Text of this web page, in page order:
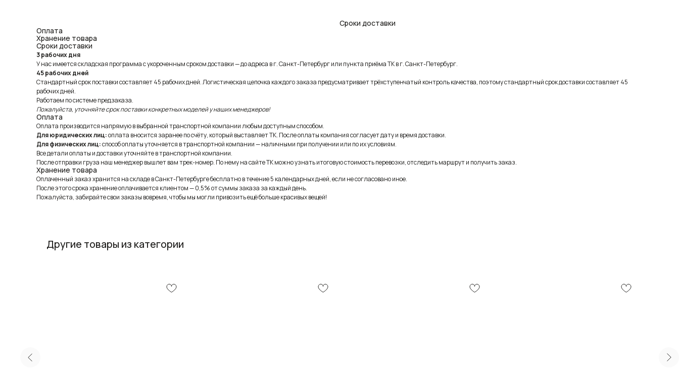
Сроки доставки
Оплата
Хранение товара
Сроки доставки
3 рабочих дня
У нас имеется складская программа с укороченным сроком доставки — до адреса в г. Санкт-Петербург или пункта приёма ТК в г. Санкт-Петербург.
45 рабочих дней
Стандартный срок поставки составляет 45 рабочих дней. Логистическая цепочка каждого заказа предусматривает трёхступенчатый контроль качества, поэтому стандартный срок доставки составляет 45
рабочих дней.
Работаем по системе предзаказа.
Пожалуйста, уточняйте срок поставки конкретных моделей у наших менеджеров!
Оплата
Оплата производится напрямую в выбранной транспортной компании любым доступным способом.
Для юридических лиц:оплата вносится заранее по счёту, который выставляет ТК. После оплаты компания согласует дату и время доставки.
Для физических лиц:способ оплаты уточняется в транспортной компании — наличными при получении или по их условиям.
Все детали оплаты и доставки уточняйте в транспортной компании.
После отправки груза наш менеджер вышлет вам трек-номер. По нему на сайте ТК можно узнать итоговую стоимость перевозки, отследить маршрут и получить заказ.
Хранение товара
Оплаченный заказ хранится на складе в Санкт-Петербурге бесплатно в течение 5 календарных дней, если не согласовано иное.
После этого срока хранение оплачивается клиентом — 0,5% от суммы заказа за каждый день.
Пожалуйста, забирайте свои заказы вовремя, чтобы мы могли привозить ещё больше красивых вещей!
Другие товары из категории